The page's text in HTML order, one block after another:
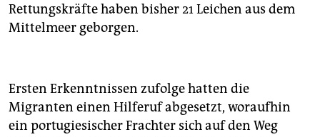
Rettungskräfte haben bisher 21 Leichen aus dem
Mittelmeer geborgen.
Ersten Erkenntnissen zufolge hatten die
Migranten einen Hilferuf abgesetzt, woraufhin
ein portugiesischer Frachter sich auf den Weg